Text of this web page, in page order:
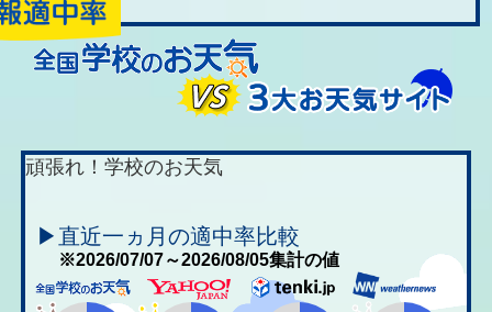
頑張れ！学校のお天気
▶直近一ヵ月の適中率比較
※2026/07/07～2026/08/05集計の値